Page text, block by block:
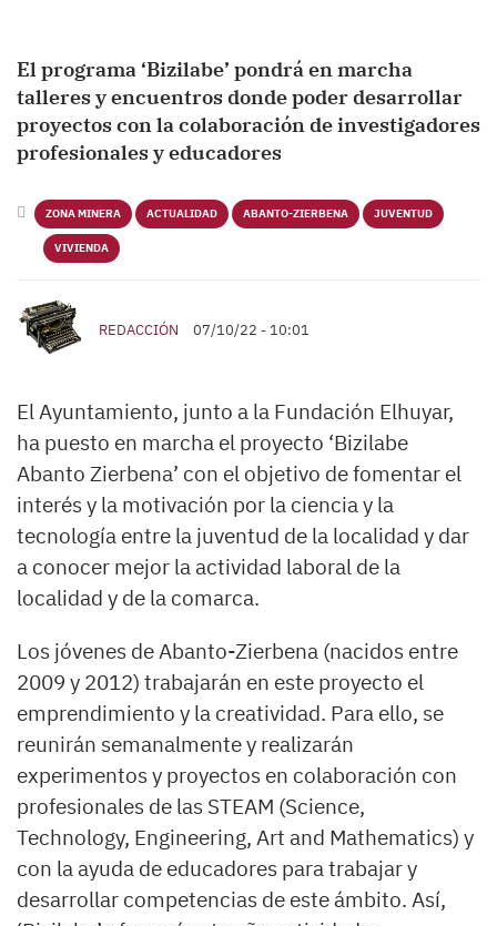
El programa ‘Bizilabe’ pondrá en marcha
talleres y encuentros donde poder desarrollar
proyectos con la colaboración de investigadores
profesionales y educadores
ZONA MINERA ACTUALIDAD ABANTO-ZIERBENA JUVENTUD
VIVIENDA
REDACCIÓN 07/10/22 - 10:01
El Ayuntamiento, junto a la Fundación Elhuyar,
ha puesto en marcha el proyecto ‘Bizilabe
Abanto Zierbena’ con el objetivo de fomentar el
interés y la motivación por la ciencia y la
tecnología entre la juventud de la localidad y dar
a conocer mejor la actividad laboral de la
localidad y de la comarca.
Los jóvenes de Abanto-Zierbena (nacidos entre
2009 y 2012) trabajarán en este proyecto el
emprendimiento y la creatividad. Para ello, se
reunirán semanalmente y realizarán
experimentos y proyectos en colaboración con
profesionales de las STEAM (Science,
Technology, Engineering, Art and Mathematics) y
con la ayuda de educadores para trabajar y
desarrollar competencias de este ámbito. Así,